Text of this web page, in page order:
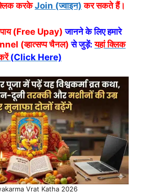
करकेJoin (ज्वाइन) कर सकते हैं।
(Free Upay)जानने के लिए हमारे
(व्हात्सप्प चैनल) से जुड़ें:यहां क्लिक
(Click Here)
Vrat Katha 2026